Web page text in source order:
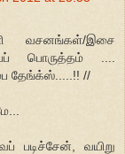
வசனங்கள்/இசை
பொருத்தம் ....
தேங்க்ஸ்.....!! //
படிச்சேன், வயிறு